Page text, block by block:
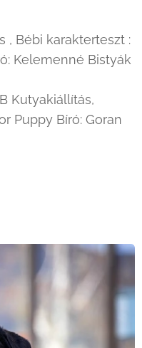
, Bébi karakterteszt :
Kelemenné Bistyák
Kutyakiállítás,
Puppy Bíró: Goran